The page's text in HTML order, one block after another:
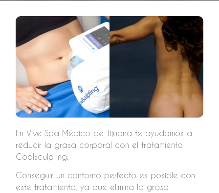
En Vive Spa Médico de Tijuana te ayudamos a
reducir la grasa corporal con el tratamiento
Coolsculpting.
Conseguir un contorno perfecto es posible con
este tratamiento, ya que elimina la grasa